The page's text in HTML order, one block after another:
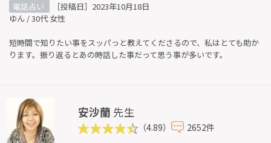
電話占い
［投稿日］2023年10月18日
ゆん / 30代 女性
短時間で知りたい事をスッパっと教えてくださるので、私はとても助か
ります。振り返るとあの時話した事だって思う事が多いです。
安沙蘭 先生
（4.89） 2652件